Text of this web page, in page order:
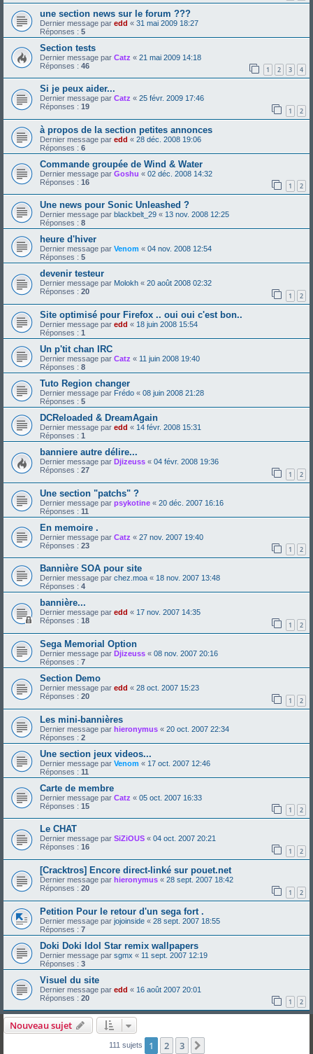
une section news sur le forum ???
Dernier message par edd « 31 mai 2009 18:27
Réponses : 5
Section tests
Dernier message par Catz « 21 mai 2009 14:18
Réponses : 46 1 2 3 4
Si je peux aider...
Dernier message par Catz « 25 févr. 2009 17:46
Réponses : 19 1 2
à propos de la section petites annonces
Dernier message par edd « 28 déc. 2008 19:06
Réponses : 6
Commande groupée de Wind & Water
Dernier message par Goshu « 02 déc. 2008 14:32
Réponses : 16 1 2
Une news pour Sonic Unleashed ?
Dernier message par blackbelt_29 « 13 nov. 2008 12:25
Réponses : 8
heure d'hiver
Dernier message par Venom « 04 nov. 2008 12:54
Réponses : 5
devenir testeur
Dernier message par Molokh « 20 août 2008 02:32
Réponses : 20 1 2
Site optimisé pour Firefox .. oui oui c'est bon..
Dernier message par edd « 18 juin 2008 15:54
Réponses : 1
Un p'tit chan IRC
Dernier message par Catz « 11 juin 2008 19:40
Réponses : 8
Tuto Region changer
Dernier message par Frédo « 08 juin 2008 21:28
Réponses : 5
DCReloaded & DreamAgain
Dernier message par edd « 14 févr. 2008 15:31
Réponses : 1
banniere autre délire...
Dernier message par Djizeuss « 04 févr. 2008 19:36
Réponses : 27 1 2
Une section "patchs" ?
Dernier message par psykotine « 20 déc. 2007 16:16
Réponses : 11
En memoire .
Dernier message par Catz « 27 nov. 2007 19:40
Réponses : 23 1 2
Bannière SOA pour site
Dernier message par chez.moa « 18 nov. 2007 13:48
Réponses : 4
bannière...
Dernier message par edd « 17 nov. 2007 14:35
Réponses : 18 1 2
Sega Memorial Option
Dernier message par Djizeuss « 08 nov. 2007 20:16
Réponses : 7
Section Demo
Dernier message par edd « 28 oct. 2007 15:23
Réponses : 20 1 2
Les mini-bannières
Dernier message par hieronymus « 20 oct. 2007 22:34
Réponses : 2
Une section jeux videos...
Dernier message par Venom « 17 oct. 2007 12:46
Réponses : 11
Carte de membre
Dernier message par Catz « 05 oct. 2007 16:33
Réponses : 15 1 2
Le CHAT
Dernier message par SiZiOUS « 04 oct. 2007 20:21
Réponses : 16 1 2
[Cracktros] Encore direct-linké sur pouet.net
Dernier message par hieronymus « 28 sept. 2007 18:42
Réponses : 20 1 2
Petition Pour le retour d'un sega fort .
Dernier message par jojoinside « 28 sept. 2007 18:55
Réponses : 7
Doki Doki Idol Star remix wallpapers
Dernier message par sgmx « 11 sept. 2007 12:19
Réponses : 3
Visuel du site
Dernier message par edd « 16 août 2007 20:01
Réponses : 20 1 2
Nouveau sujet
111 sujets 1 2 3